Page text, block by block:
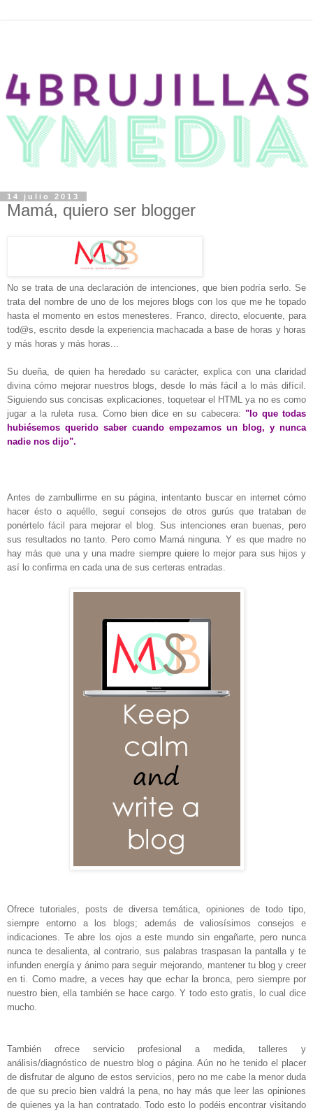
14 julio 2013
Mamá, quiero ser blogger
No se trata de una declaración de intenciones, que bien podría serlo. Se
trata del nombre de uno de los mejores blogs con los que me he topado
hasta el momento en estos menesteres. Franco, directo, elocuente, para
tod@s, escrito desde la experiencia machacada a base de horas y horas
y más horas y más horas...
Su dueña, de quien ha heredado su carácter, explica con una claridad
divina cómo mejorar nuestros blogs, desde lo más fácil a lo más difícil.
Siguiendo sus concisas explicaciones, toquetear el HTML ya no es como
jugar a la ruleta rusa. Como bien dice en su cabecera: "lo que todas
hubiésemos querido saber cuando empezamos un blog, y nunca
nadie nos dijo".
Antes de zambullirme en su página, intentanto buscar en internet cómo
hacer ésto o aquéllo, seguí consejos de otros gurús que trataban de
ponértelo fácil para mejorar el blog. Sus intenciones eran buenas, pero
sus resultados no tanto. Pero como Mamá ninguna. Y es que madre no
hay más que una y una madre siempre quiere lo mejor para sus hijos y
así lo confirma en cada una de sus certeras entradas.
Ofrece tutoriales, posts de diversa temática, opiniones de todo tipo,
siempre entorno a los blogs; además de valiosísimos consejos e
indicaciones. Te abre los ojos a este mundo sin engañarte, pero nunca
nunca te desalienta, al contrario, sus palabras traspasan la pantalla y te
infunden energía y ánimo para seguir mejorando, mantener tu blog y creer
en ti. Como madre, a veces hay que echar la bronca, pero siempre por
nuestro bien, ella también se hace cargo. Y todo esto gratis, lo cual dice
mucho.
También ofrece servicio profesional a medida, talleres y
análisis/diagnóstico de nuestro blog o página. Aún no he tenido el placer
de disfrutar de alguno de estos servicios, pero no me cabe la menor duda
de que su precio bien valdrá la pena, no hay más que leer las opiniones
de quienes ya la han contratado. Todo esto lo podéis encontrar visitando